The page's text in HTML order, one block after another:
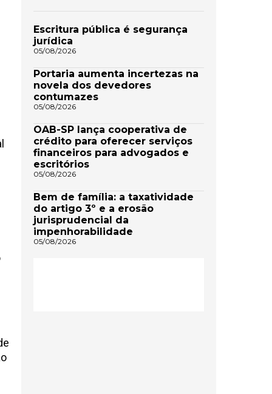
Escritura pública é segurança
jurídica
05/08/2026
Portaria aumenta incertezas na
novela dos devedores
contumazes
05/08/2026
OAB-SP lança cooperativa de
crédito para oferecer serviços
financeiros para advogados e
escritórios
05/08/2026
Bem de família: a taxatividade
do artigo 3º e a erosão
jurisprudencial da
impenhorabilidade
05/08/2026